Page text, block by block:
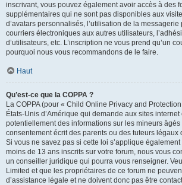
inscrivant, vous pouvez également avoir accès à des
supplémentaires qui ne sont pas disponibles aux
d’avatars personnalisés, l’utilisation de la messagerie
courriers électroniques aux autres utilisateurs,
d’utilisateurs, etc. L’inscription ne vous prend qu’un
pourquoi nous vous recommandons de le faire.
Haut
Qu’est-ce que la COPPA ?
La COPPA (pour « Child Online Privacy and
États-Unis d’Amérique qui demande aux sites internet
potentiellement des informations sur les mineurs
consentement écrit des parents ou des tuteurs légaux
Si vous ne savez pas si cette loi s’applique
moins de 13 ans inscrits sur votre forum, nous vous
un conseiller juridique qui pourra vous renseigner.
Limited et que les propriétaires de ce forum ne
d’assistance légale et ne doivent donc pas être